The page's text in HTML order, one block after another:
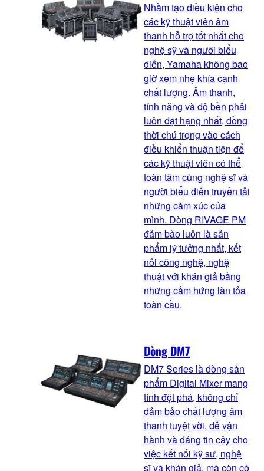
Nhằm tạo điều kiện cho
các kỹ thuật viên âm
thanh hỗ trợ tốt nhất cho
nghệ sỹ và người biểu
diễn, Yamaha không bao
giờ xem nhẹ khía cạnh
chất lượng. Âm thanh,
tính năng và độ bền phải
luôn đạt hạng nhất, đồng
thời chú trọng vào cách
điều khiển thuận tiện để
các kỹ thuật viên có thể
toàn tâm cùng nghệ sĩ và
người biểu diễn truyền tải
những cảm xúc của
mình. Dòng RIVAGE PM
đảm bảo luôn là sản
phẩm lý tưởng nhất, kết
nối công nghệ, nghệ
thuật với khán giả bằng
những cảm hứng làn tỏa
toàn cầu.
Dòng DM7
DM7 Series là dòng sản
phẩm Digital Mixer mang
tính đột phá, không chỉ
đảm bảo chất lượng âm
thanh tuyệt vời, dễ vận
hành và đáng tin cậy cho
việc kết nối kỹ sư, nghệ
sĩ và khán giả, mà còn có